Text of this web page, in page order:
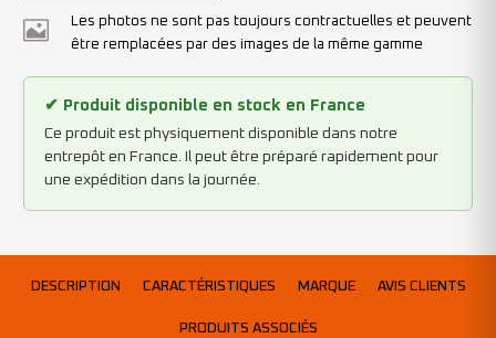
Les photos ne sont pas toujours contractuelles et peuvent
être remplacées par des images de la même gamme
✔ Produit disponible en stock en France
Ce produit est physiquement disponible dans notre
entrepôt en France. Il peut être préparé rapidement pour
une expédition dans la journée.
DESCRIPTION CARACTÉRISTIQUES MARQUE AVIS CLIENTS
PRODUITS ASSOCIÉS